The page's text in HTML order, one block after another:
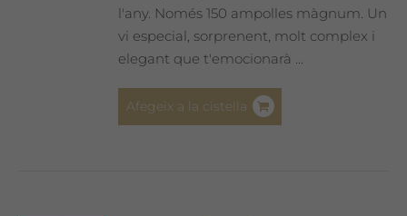
l'any. Només 150 ampolles màgnum. Un
vi especial, sorprenent, molt complex i
elegant que t'emocionarà ...
Afegeix a la cistella